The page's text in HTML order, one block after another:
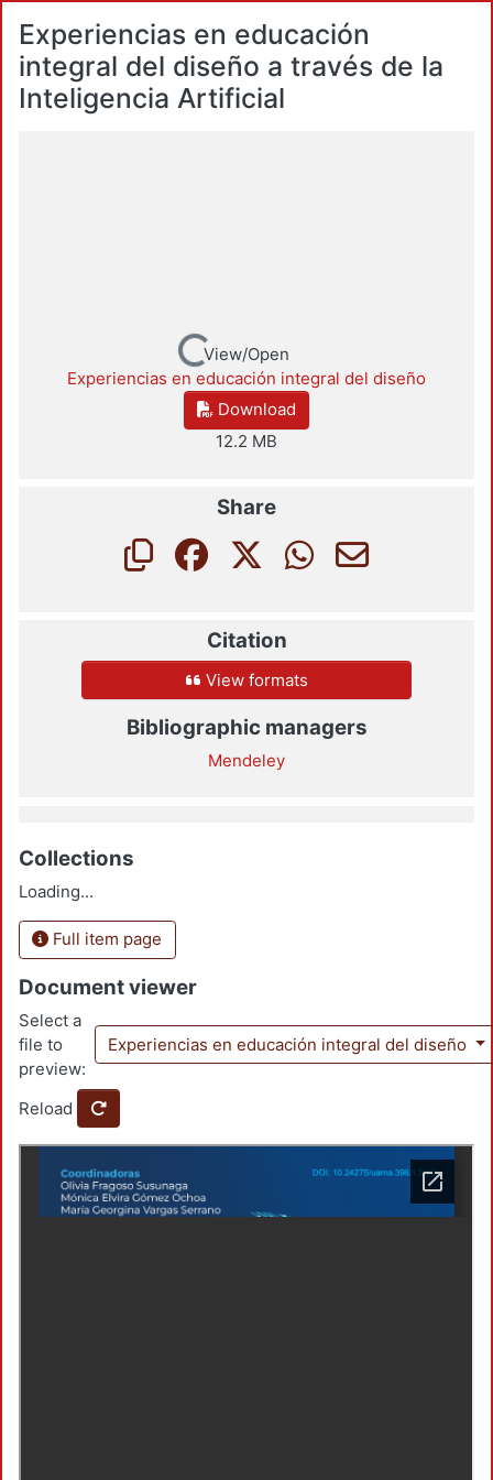
Experiencias en educación
integral del diseño a través de la
Inteligencia Artificial
Loading...
View/Open
Experiencias en educación integral del diseño
Download
12.2 MB
Share
Citation
View formats
Bibliographic managers
Mendeley
Collections
Loading...
Full item page
Document viewer
Select a
file to
preview:
Experiencias en educación integral del diseño
Reload